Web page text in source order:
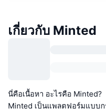
เกี่ยวกับ Minted
นี่คือเนื้อหา อะไรคือ Minted?
Minted เป็นแพลตฟอร์มแบบ